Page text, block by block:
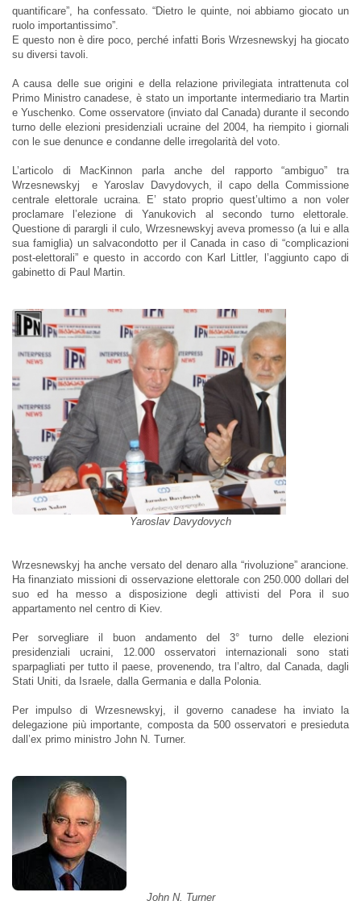
quantificare”, ha confessato. “Dietro le quinte, noi abbiamo giocato un
ruolo importantissimo”.
E questo non è dire poco, perché infatti Boris Wrzesnewskyj ha giocato
su diversi tavoli.
A causa delle sue origini e della relazione privilegiata intrattenuta col
Primo Ministro canadese, è stato un importante intermediario tra Martin
e Yuschenko. Come osservatore (inviato dal Canada) durante il secondo
turno delle elezioni presidenziali ucraine del 2004, ha riempito i giornali
con le sue denunce e condanne delle irregolarità del voto.
L’articolo di MacKinnon parla anche del rapporto “ambiguo” tra
Wrzesnewskyj e Yaroslav Davydovych, il capo della Commissione
centrale elettorale ucraina. E’ stato proprio quest’ultimo a non voler
proclamare l’elezione di Yanukovich al secondo turno elettorale.
Questione di parargli il culo, Wrzesnewskyj aveva promesso (a lui e alla
sua famiglia) un salvacondotto per il Canada in caso di “complicazioni
post-elettorali” e questo in accordo con Karl Littler, l’aggiunto capo di
gabinetto di Paul Martin.
Yaroslav Davydovych
Wrzesnewskyj ha anche versato del denaro alla “rivoluzione” arancione.
Ha finanziato missioni di osservazione elettorale con 250.000 dollari del
suo ed ha messo a disposizione degli attivisti del Pora il suo
appartamento nel centro di Kiev.
Per sorvegliare il buon andamento del 3° turno delle elezioni
presidenziali ucraini, 12.000 osservatori internazionali sono stati
sparpagliati per tutto il paese, provenendo, tra l’altro, dal Canada, dagli
Stati Uniti, da Israele, dalla Germania e dalla Polonia.
Per impulso di Wrzesnewskyj, il governo canadese ha inviato la
delegazione più importante, composta da 500 osservatori e presieduta
dall’ex primo ministro John N. Turner.
John N. Turner